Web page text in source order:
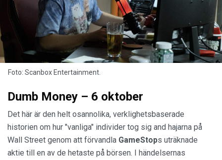
Foto: Scanbox Entertainment.
Dumb Money – 6 oktober
Det här är den helt osannolika, verklighetsbaserade
historien om hur "vanliga" individer tog sig and hajarna på
Wall Street genom att förvandla GameStops uträknade
aktie till en av de hetaste på börsen. I händelsernas